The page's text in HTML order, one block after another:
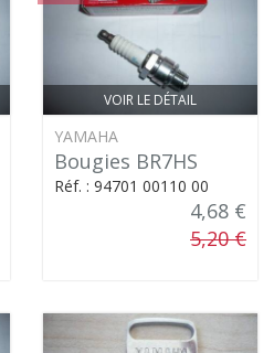
VOIR LE DÉTAIL
YAMAHA
Bougies BR7HS
Réf. : 94701 00110 00
4,68 €
5,20 €